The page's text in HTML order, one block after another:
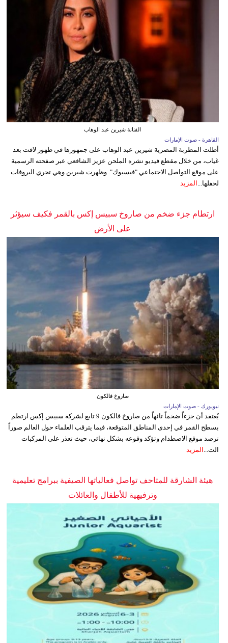
الفنانة شيرين عبد الوهاب
القاهرة - صوت الإمارات
أطلت المطربة المصرية شيرين عبد الوهاب على جمهورها في ظهور لافت بعد
غياب، من خلال مقطع فيديو نشره الملحن عزيز الشافعي عبر صفحته الرسمية
على موقع التواصل الاجتماعي "فيسبوك". وظهرت شيرين وهي تجري البروفات
لحفلها... المزيد
ارتطام جزء ضخم من صاروخ سبيس إكس بالقمر فكيف سيؤثر
على الأرض
صاروخ فالكون
نيويورك - صوت الإمارات
يُعتقد أن جزءاً ضخماً تائهاً من صاروخ فالكون 9 تابع لشركة سبيس إكس ارتطم
بسطح القمر في إحدى المناطق المتوقعة، فيما يترقب العلماء حول العالم صوراً
ترصد موقع الاصطدام وتؤكد وقوعه بشكل نهائي، حيث تعذر على المركبات
الت...
المزيد
هيئة الشارقة للمتاحف تواصل فعالياتها الصيفية ببرامج تعليمية
وترفيهية للأطفال والعائلات